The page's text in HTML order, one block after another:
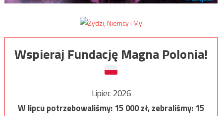
Wspieraj Fundację Magna Polonia!
Lipiec 2026
W lipcu potrzebowaliśmy:15 000zł, zebraliśmy:15